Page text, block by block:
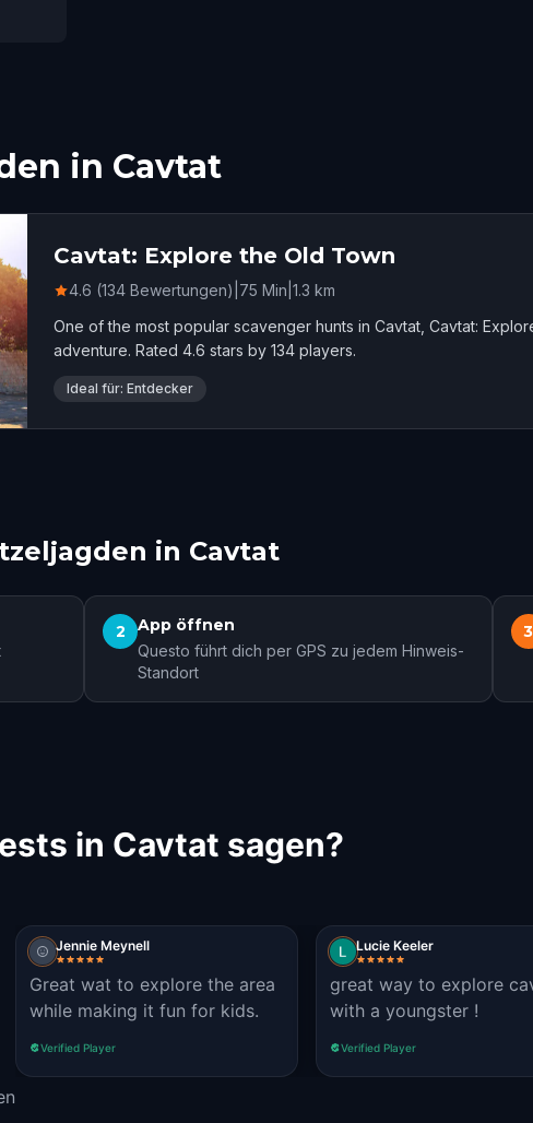
in Cavtat
Cavtat: Explore the Old Town
4.6 (134 Bewertungen) 75 Min 1.3 km
One of the most popular scavenger hunts in Cavtat, Cavtat:
adventure. Rated 4.6 stars by 134 players.
Ideal für: Entdecker
in Cavtat
2 App öffnen
Questo führt dich per GPS zu jedem Hinweis-
Standort
3
in Cavtat sagen?
Jennie Meynell
Great wat to explore the area
while making it fun for kids.
Verified Player
Lucie Keeler
great way to explore
with a youngster !
Verified Player